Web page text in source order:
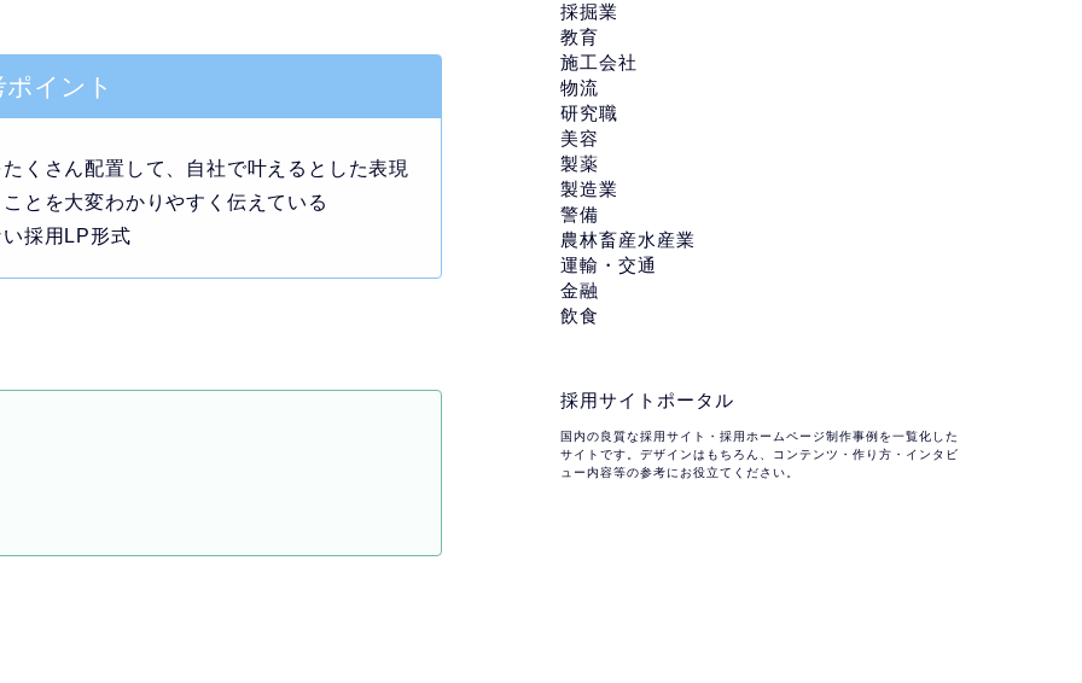
ポイント
くさん配置して、自社で叶えるとした表現
とを大変わかりやすく伝えている
採用LP形式
採掘業
教育
施工会社
物流
研究職
美容
製薬
製造業
警備
農林畜産水産業
運輸・交通
金融
飲食
採用サイトポータル
国内の良質な採用サイト・採用ホームページ制作事例を一覧化した
サイトです。デザインはもちろん、コンテンツ・作り方・インタビ
ュー内容等の参考にお役立てください。